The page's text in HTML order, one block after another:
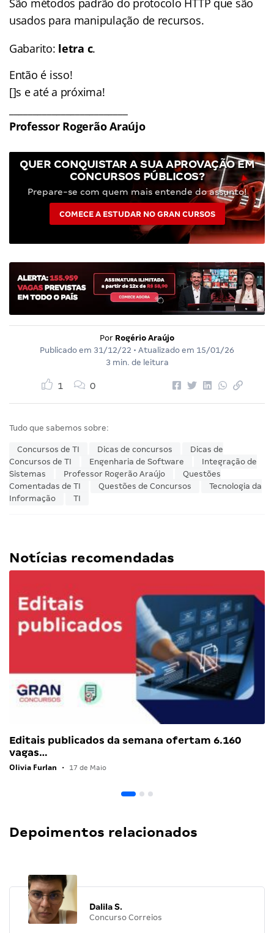
São métodos padrão do protocolo HTTP que são
usados para manipulação de recursos.
Gabarito: letra c.
Então é isso!
[]s e até a próxima!
Professor Rogerão Araújo
QUER CONQUISTAR A SUA APROVAÇÃO EM
CONCURSOS PÚBLICOS?
Prepare-se com quem mais entende do assunto!
COMECE A ESTUDAR NO GRAN CURSOS
Por Rogério Araújo
Publicado em 31/12/22 • Atualizado em 15/01/26
3 min. de leitura
1 0
Tudo que sabemos sobre:
Concursos de TI Dicas de concursos
Dicas de
Concursos de TI
Engenharia de Software
Integração de
Sistemas
Professor Rogerão Araújo
Questões
Comentadas de TI
Questões de Concursos
Tecnologia da
Informação
TI
Notícias recomendadas
Editais publicados da semana ofertam 6.160
vagas…
Olivia Furlan • 17 de Maio
Depoimentos relacionados
Dalila S.
Concurso Correios